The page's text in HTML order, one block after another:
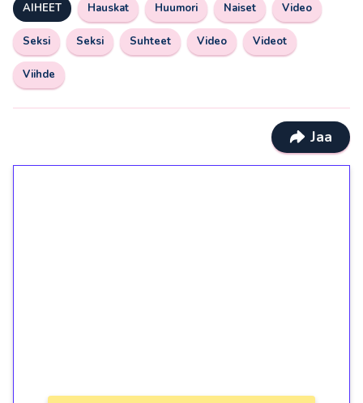
AIHEET Hauskat Huumori Naiset Video
Seksi Seksi Suhteet Video Videot
Viihde
Jaa